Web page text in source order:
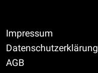
Impressum
Datenschutzerklärung
AGB